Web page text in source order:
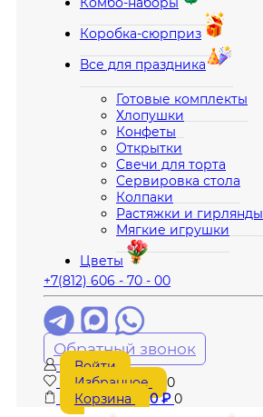
Коробка-сюрприз
Все для праздника
Готовые комплекты
Хлопушки
Конфеты
Открытки
Свечи для торта
Сервировка стола
Колпаки
Растяжки и гирлянды
Мягкие игрушки
Цветы
+7(812) 606 - 70 - 00
Обратный звонок
Войти
Избранное
0
Корзина
0₽ 0